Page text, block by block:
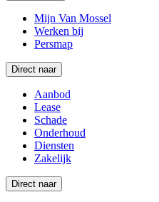
Mijn Van Mossel
Werken bij
Persmap
Direct naar
Aanbod
Lease
Schade
Onderhoud
Diensten
Zakelijk
Direct naar